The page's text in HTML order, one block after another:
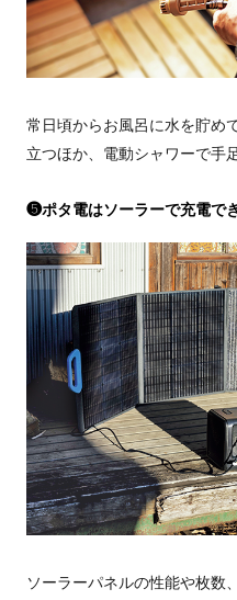
常日頃からお風呂に水を貯め
立つほか、電動シャワーで手
❺ポタ電はソーラーで充電で
ソーラーパネルの性能や枚数